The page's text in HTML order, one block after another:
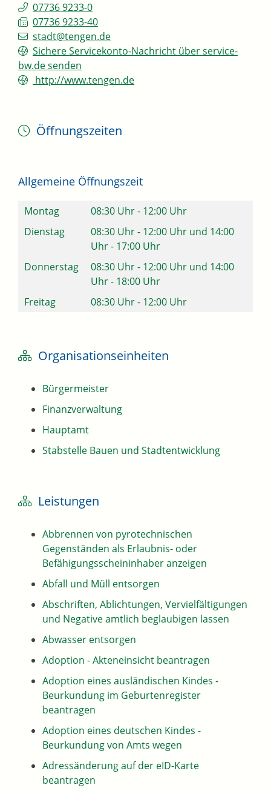
07736 9233-0
07736 9233-40
stadt@tengen.de
Sichere Servicekonto-Nachricht über service-
bw.de senden
http://www.tengen.de
Öffnungszeiten
Allgemeine Öffnungszeit
Montag 08:30 Uhr- 12:00 Uhr
Dienstag
08:30 Uhr- 12:00 Uhr und 14:00
Uhr- 17:00 Uhr
Donnerstag
08:30 Uhr- 12:00 Uhr und 14:00
Uhr- 18:00 Uhr
Freitag
08:30 Uhr- 12:00 Uhr
Organisationseinheiten
Bürgermeister
Finanzverwaltung
Hauptamt
Stabstelle Bauen und Stadtentwicklung
Leistungen
Abbrennen von pyrotechnischen
Gegenständen als Erlaubnis- oder
Befähigungsscheininhaber anzeigen
Abfall und Müll entsorgen
Abschriften, Ablichtungen, Vervielfältigungen
und Negative amtlich beglaubigen lassen
Abwasser entsorgen
Adoption - Akteneinsicht beantragen
Adoption eines ausländischen Kindes -
Beurkundung im Geburtenregister
beantragen
Adoption eines deutschen Kindes -
Beurkundung von Amts wegen
Adressänderung auf der eID-Karte
beantragen